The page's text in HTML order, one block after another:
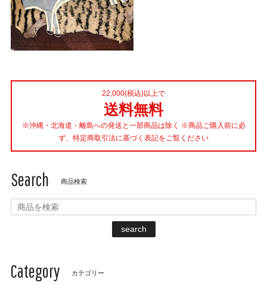
22,000(税込)以上で
送料無料
※沖縄・北海道・離島への発送と一部商品は除く ※商品ご購入前に必
ず、特定商取引法に基づく表記をご覧ください
Search 商品検索
search
Category カテゴリー